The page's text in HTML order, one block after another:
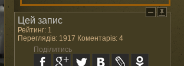
Цей запис
Рейтинг: 1
Переглядів: 1917 Коментарів: 4
Поділитись